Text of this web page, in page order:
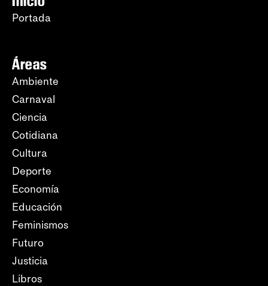
Portada
Áreas
Ambiente
Carnaval
Ciencia
Cotidiana
Cultura
Deporte
Economía
Educación
Feminismos
Futuro
Justicia
Libros